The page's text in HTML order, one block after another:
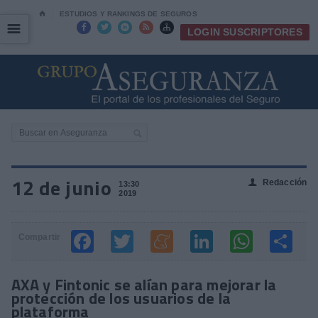
⌂ ESTUDIOS Y RANKINGS DE SEGUROS
     LOGIN SUSCRIPTORES
☰
☰
12 de junio
13:30
2019
👤 Redacción
AXA y Fintonic se alían para mejorar la
protección de los usuarios de la
plataforma